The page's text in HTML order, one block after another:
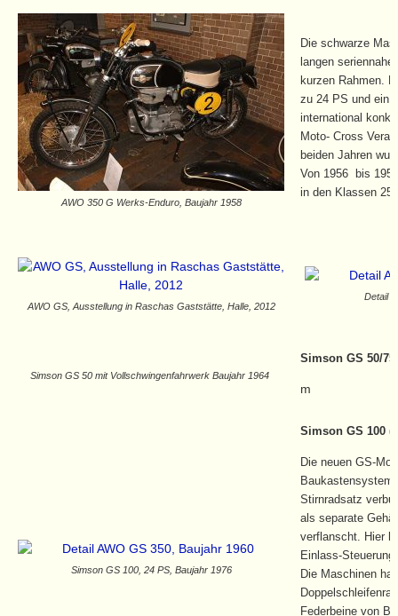
AWO 350 G Werks-Enduro, Baujahr 1958
Die schwarze
langen
kurzen Rahmen.
zu 24 PS und ein
international
Moto- Cross
beiden Jahren
Von 1956 bis
in den Klassen
AWO GS, Ausstellung in Raschas Gaststätte, Halle, 2012
Detail
Simson GS 50 mit Vollschwingenfahrwerk Baujahr 1964
Simson GS 50/75
m
Simson GS 100, 24 PS, Baujahr 1976
Simson GS 100
Die neuen GS-
Baukastensystem
Stirnradsatz
als separate
verflanscht. Hier
Einlass-
Die Maschinen
Federbeine von